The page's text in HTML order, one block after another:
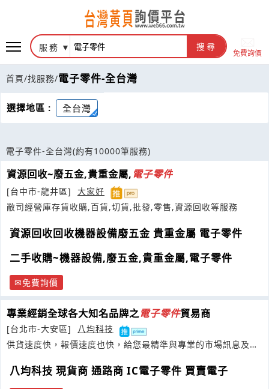
服務 搜尋
免費詢價
首頁/找服務/電子零件-全台灣
選擇地區 : 全台灣
電子零件-全台灣(約有10000筆服務)
資源回收~廢五金,貴重金屬,電子零件
[台中市-龍井區]
大家好
敝司經營庫存貨收購,百貨,切貨,批發,零售,資源回收等服務
資源回收回收機器設備廢五金 貴重金屬 電子零件
二手收購~機器設備,廢五金,貴重金屬,電子零件
免費詢價
專業經銷全球各大知名品牌之電子零件貿易商
[台北市-大安區]
八均科技
供貨速度快，報價速度也快，給您最精準與專業的市場訊息及分
八均科技 現貨商 通路商 IC電子零件 買賣電子